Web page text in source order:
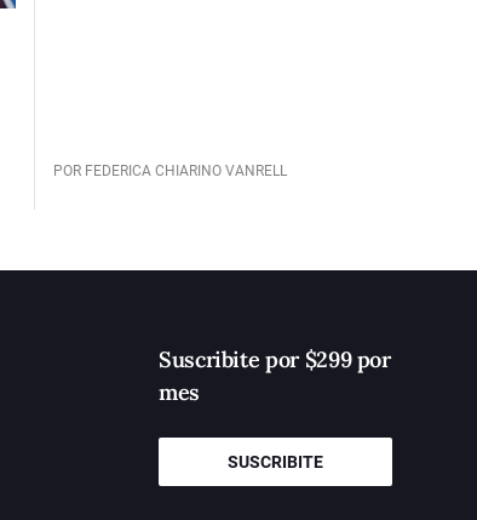
POR FEDERICA CHIARINO VANRELL
Suscribite por $299 por
mes
SUSCRIBITE